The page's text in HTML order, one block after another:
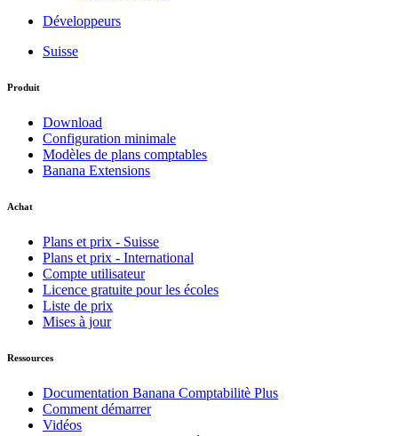
Développeurs
Suisse
Produit
Download
Configuration minimale
Modèles de plans comptables
Banana Extensions
Achat
Plans et prix - Suisse
Plans et prix - International
Compte utilisateur
Licence gratuite pour les écoles
Liste de prix
Mises à jour
Ressources
Documentation Banana Comptabilitè Plus
Comment démarrer
Vidéos